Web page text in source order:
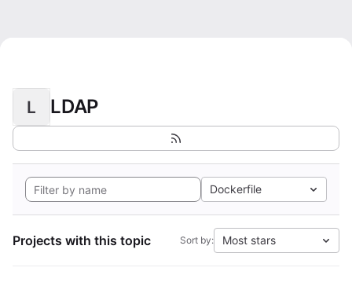
L LDAP
Dockerfile
Projects with this topic Sort by: Most stars